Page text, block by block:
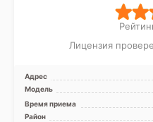
Лицензия
Адрес
Модель
Время приема
Район